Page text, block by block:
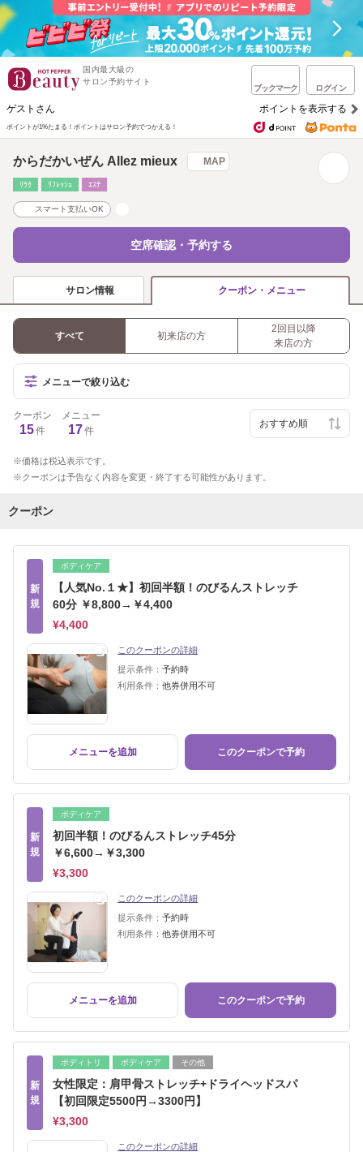
国内最大級の
サロン予約サイト
ブックマーク ログイン
ゲストさん ポイントを表示する
ポイントが1%たまる！ ポイントはサロン予約でつかえる！
からだかいぜん Allez mieux MAP
ﾘﾗｸ ﾘﾌﾚｯｼｭ ｴｽﾃ
スマート支払いOK
空席確認・予約する
サロン情報 クーポン・メニュー
すべて 初来店の方
2回目以降
来店の方
メニューで絞り込む
クーポン
15件
メニュー
17件
価格は税込表示です。
クーポンは予告なく内容を変更・終了する可能性があります。
クーポン
新
規
ボディケア
【人気No.１★】初回半額！のびるんストレッチ
60分 ￥8,800→￥4,400
¥4,400
このクーポンの詳細
提示条件： 予約時
利用条件： 他券併用不可
メニューを追加 このクーポンで予約
新
規
ボディケア
初回半額！のびるんストレッチ45分
￥6,600→￥3,300
¥3,300
このクーポンの詳細
提示条件： 予約時
利用条件： 他券併用不可
メニューを追加 このクーポンで予約
新
規
ボディトリ ボディケア その他
女性限定：肩甲骨ストレッチ+ドライヘッドスパ
【初回限定5500円→3300円】
¥3,300
このクーポンの詳細